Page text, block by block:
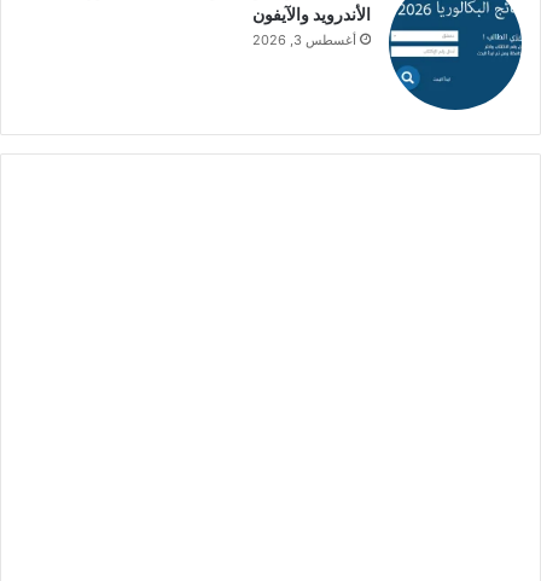
الأندرويد والآيفون
أغسطس 3, 2026